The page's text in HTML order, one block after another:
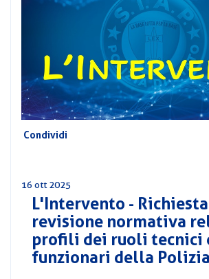
CONVENZIONI
AREA
DIRIGENZIALE
COMUNICATI
MOBILITÀ
DEL
PERSONALE
Condividi
16 ott 2025
L'Intervento -
revisione normativa
profili dei ruoli tecnici
funzionari della